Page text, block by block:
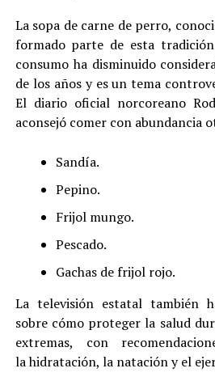
La sopa de carne de perro,
formado parte de esta
consumo ha disminuido
de los años y es un tema
El diario oficial norcoreano
aconsejó comer con abundancia
Sandía.
Pepino.
Frijol mungo.
Pescado.
Gachas de frijol rojo.
La televisión estatal también
sobre cómo proteger la salud
extremas, con
la hidratación, la natación y el